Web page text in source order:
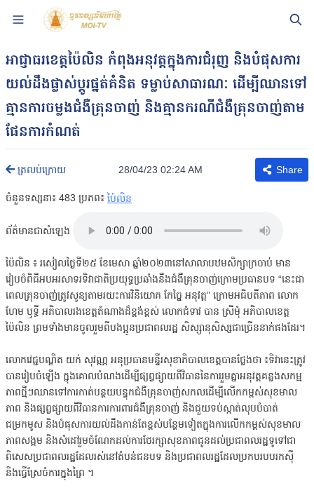
អាជ្ញាធរខេត្តប៉ៃលិន កំពុងអនុវត្តក្នុងការជំរុញ និងបំផុសការ
យល់ដឹងផ្លាស់ប្តូរផ្នត់គំនិត ទម្លាប់សាធារណៈ ដើម្បីឈានទៅ
គ្មានការចម្លងជំងឺគ្រុនចាញ់ និងគ្មានករណីជំងឺគ្រុនចាញ់តាម
ផែនការកំណត់
ត្រលប់ក្រោយ 28/04/23 02:24 AM Share
ចំនួនទស្សនា៖ 483 ប្រភព៖ ប៉ៃលិន
ព័ត៌មានជាសំឡេង
ប៉ៃលិន ៖ រសៀលថ្ងៃទី២៥ ខែមេសា ឆ្នាំ២០២៣នៅសាលាបឋមសិក្សាក្រចាប់ មាន
រៀបចំពិធីអបអរសាទរទិវាជាតិប្រយុទ្ធប្រឆាំងនឹងជំងឺគ្រុនចាញ់ក្រោមប្រធានបទ “នេះជា
ពេលគ្រុនចាញ់ត្រូវសូន្យតាមរយះការវិនិយោគ កែច្នៃ អនុវត្ត” ក្រោមអធិបតីភាព លោក
ហែម ឬទ្ធី អភិបាលរងខេត្តតំណាងដ៏ខ្ពង់ខ្ពស់ លោកជំទាវ បាន ស្រីមុំ អភិបាលខេត្ត
ប៉ៃលិន ព្រមទាំងមានចូលរួមពីបងប្អូនប្រជាពលរដ្ឋ សិស្សានុសិស្សជាច្រើននាក់ផងដែរ។
លោកវេជ្ជបណ្ឌិត យក់ សុវណ្ណ អនុប្រធានមន្ទីរសុខាភិបាលខេត្តបានថ្លែងថា ៖ទិវានេះត្រូវ
បានរៀបចំឡើង ក្នុងគោលបំណងដើម្បីផ្សព្វផ្សាយពីវិធាននៃការរួមគ្នាអនុវត្តគន្លងសកម្ម
ភាពថ្មីៗឈានទៅការកាត់បន្ថយបន្ទុកជំងឺគ្រុនចាញ់សកលដើម្បីលើកកម្ពស់សុខមាល
ភាព និងផ្សព្វផ្សាយពីវិធានការការពារជំងឺគ្រុនចាញ់ និងជួយទប់ស្កាត់លុបបំបាត់
ជម្រកមូស និងបំផុសការយល់ដឹងកាន់តែខ្ពស់បន្ថែមទៀតក្នុងការលើកកម្ពស់សុខមាល
ភាពសង្គម និងសំដៅរួមចំណែកដល់ការថែរក្សាសុខភាពជូនដល់ប្រជាពលរដ្ឋទូទៅជា
ពិសេសប្រជាពលរដ្ឋដែលរស់នៅតំបន់ជនបទ និងប្រជាពលរដ្ឋដែលប្រកបរបបរកស៊ី
និងធ្វើស្រែចំការក្នុងព្រៃ ។